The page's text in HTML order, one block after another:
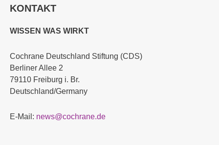
KONTAKT
WISSEN WAS WIRKT
Cochrane Deutschland Stiftung (CDS)
Berliner Allee 2
79110 Freiburg i. Br.
Deutschland/Germany
E-Mail: news@cochrane.de